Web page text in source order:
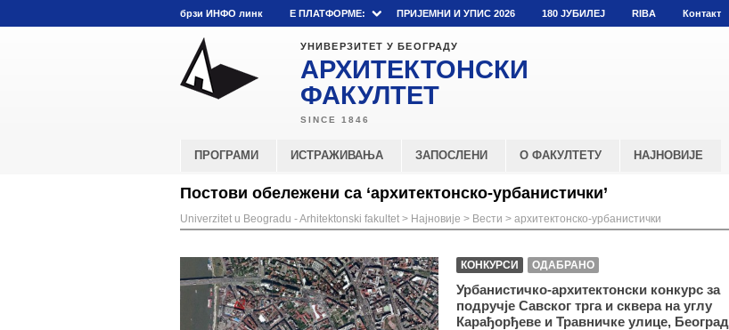
брзи ИНФО линк E ПЛАТФОРМЕ: ПРИЈЕМНИ И УПИС 2026 180 ЈУБИЛЕЈ RIBA Контакт
УНИВЕРЗИТЕТ У БЕОГРАДУ
АРХИТЕКТОНСКИ
ФАКУЛТЕТ
ПРОГРАМИ ИСТРАЖИВАЊА ЗАПОСЛЕНИ О ФАКУЛТЕТУ НАЈНОВИЈЕ
Постови обележени са ‘архитектонско-урбанистички’
Univerzitet u Beogradu - Arhitektonski fakultet > Најновије > Вести > архитектонско-урбанистички
КОНКУРСИ ОДАБРАНО
Урбанистичко-архитектонски конкурс за
подручје Савског трга и сквера на углу
Карађорђеве и Травничке улице, Београд